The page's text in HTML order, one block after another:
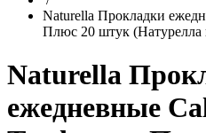
Naturella Прокладки
Плюс 20 штук (Натурелла
Naturella
ежедневные